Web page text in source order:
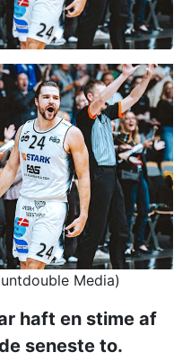
Media)
haft en stime af
seneste to.